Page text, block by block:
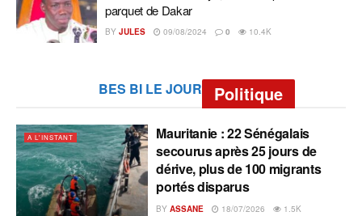
parquet de Dakar
BY JULES 09/08/2024 0 10.4K
BES BI LE JOUR Politique
A L'INSTANT
Mauritanie : 22 Sénégalais
secourus après 25 jours de
dérive, plus de 100 migrants
portés disparus
BY ASSANE 18/07/2026 1.5K